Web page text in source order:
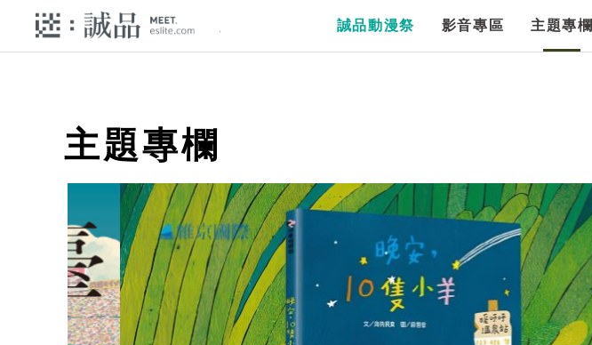
誠品動漫祭 影音專區 主題專欄
主題專欄